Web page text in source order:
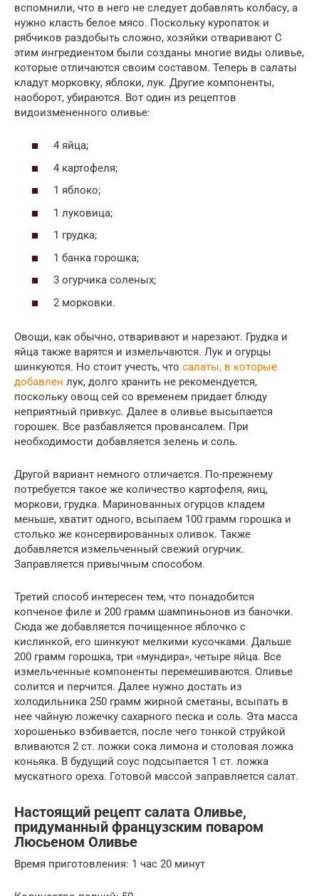
вспомнили, что в него не следует добавлять колбасу, а
нужно класть белое мясо. Поскольку куропаток и
рябчиков раздобыть сложно, хозяйки отваривают С
этим ингредиентом были созданы многие виды оливье,
которые отличаются своим составом. Теперь в салаты
кладут морковку, яблоки, лук. Другие компоненты,
наоборот, убираются. Вот один из рецептов
видоизмененного оливье:
4 яйца;
4 картофеля;
1 яблоко;
1 луковица;
1 грудка;
1 банка горошка;
3 огурчика соленых;
2 морковки.
Овощи, как обычно, отваривают и нарезают. Грудка и
яйца также варятся и измельчаются. Лук и огурцы
шинкуются. Но стоит учесть, что салаты, в которые
добавлен лук, долго хранить не рекомендуется,
поскольку овощ сей со временем придает блюду
неприятный привкус. Далее в оливье высыпается
горошек. Все разбавляется провансалем. При
необходимости добавляется зелень и соль.
Другой вариант немного отличается. По-прежнему
потребуется такое же количество картофеля, яиц,
моркови, грудка. Маринованных огурцов кладем
меньше, хватит одного, всыпаем 100 грамм горошка и
столько же консервированных оливок. Также
добавляется измельченный свежий огурчик.
Заправляется привычным способом.
Третий способ интересен тем, что понадобится
копченое филе и 200 грамм шампиньонов из баночки.
Сюда же добавляется почищенное яблочко с
кислинкой, его шинкуют мелкими кусочками. Дальше
200 грамм горошка, три «мундира», четыре яйца. Все
измельченные компоненты перемешиваются. Оливье
солится и перчится. Далее нужно достать из
холодильника 250 грамм жирной сметаны, всыпать в
нее чайную ложечку сахарного песка и соль. Эта масса
хорошенько взбивается, после чего тонкой струйкой
вливаются 2 ст. ложки сока лимона и столовая ложка
коньяка. В будущий соус подсыпается 1 ст. ложка
мускатного ореха. Готовой массой заправляется салат.
Настоящий рецепт салата Оливье,
придуманный французским поваром
Люсьеном Оливье
Время приготовления: 1 час 20 минут